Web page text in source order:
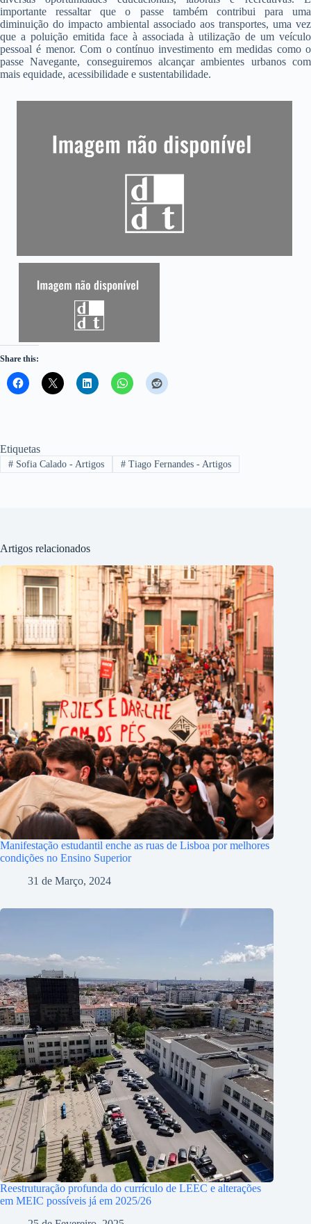
importante ressaltar que o passe também contribui para uma
diminuição do impacto ambiental associado aos transportes, uma vez
que a poluição emitida face à associada à utilização de um veículo
pessoal é menor. Com o contínuo investimento em medidas como o
passe Navegante, conseguiremos alcançar ambientes urbanos com
mais equidade, acessibilidade e sustentabilidade.
Share this:
Etiquetas
#Sofia Calado - Artigos #Tiago Fernandes - Artigos
Artigos relacionados
Manifestação estudantil enche as ruas de Lisboa por melhores
condições no Ensino Superior
31 de Março, 2024
Reestruturação profunda do currículo de LEEC e alterações
em MEIC possíveis já em 2025/26